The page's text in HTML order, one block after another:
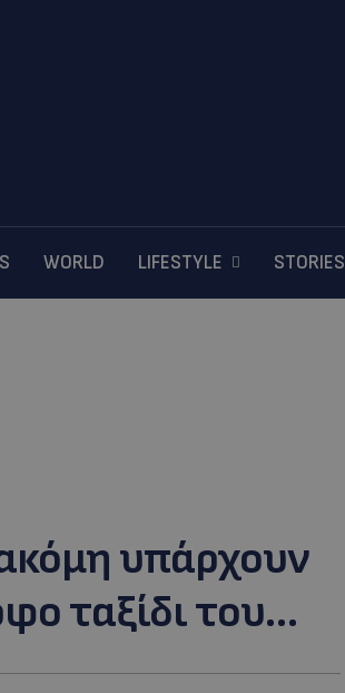
WORLD LIFESTYLE STORIES
υπάρχουν
ταξίδι του…